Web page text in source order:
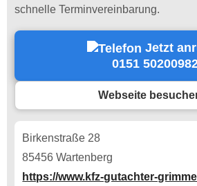
schnelle Terminvereinbarung.
Jetzt
0151
Webseite
Birkenstraße 28
85456 Wartenberg
https://www.kfz-gutachter-